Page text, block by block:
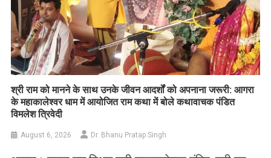
​श्री राम को मानने के साथ उनके जीवन आदर्शों को अपनाना जरूरी: आगरा
के महाकालेश्वर धाम में आयोजित राम कथा में बोले कथावाचक पंडित
विमलेश त्रिवेदी
August 6, 2026 Dr. Bhanu Pratap Singh